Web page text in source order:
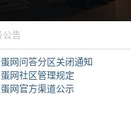
公告
网问答分区关闭通知
网社区管理规定
网官方渠道公示